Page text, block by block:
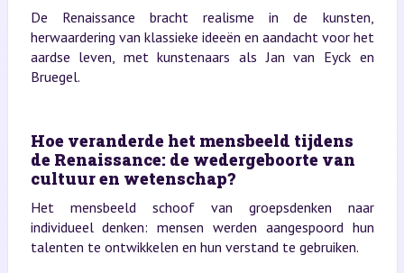
De Renaissance bracht realisme in de kunsten,
herwaardering van klassieke ideeën en aandacht voor het
aardse leven, met kunstenaars als Jan van Eyck en
Bruegel.
Hoe veranderde het mensbeeld tijdens
de Renaissance: de wedergeboorte van
cultuur en wetenschap?
Het mensbeeld schoof van groepsdenken naar
individueel denken: mensen werden aangespoord hun
talenten te ontwikkelen en hun verstand te gebruiken.